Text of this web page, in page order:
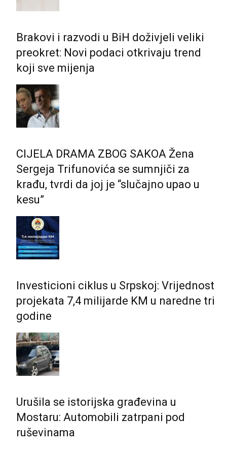
Brakovi i razvodi u BiH doživjeli veliki
preokret: Novi podaci otkrivaju trend
koji sve mijenja
CIJELA DRAMA ZBOG SAKOA Žena
Sergeja Trifunovića se sumnjiči za
krađu, tvrdi da joj je “slučajno upao u
kesu”
Investicioni ciklus u Srpskoj: Vrijednost
projekata 7,4 milijarde KM u naredne tri
godine
Urušila se istorijska građevina u
Mostaru: Automobili zatrpani pod
ruševinama